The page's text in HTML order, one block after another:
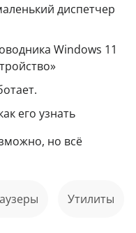
диспетчер
Windows 11
его узнать
но всё
Утилиты